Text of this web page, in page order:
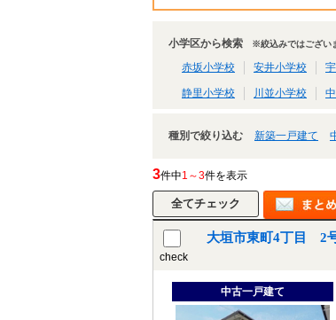
小学区から検索 ※絞込みではござい
赤坂小学校 安井小学校
静里小学校 川並小学校
種別で絞り込む 新築一戸建て
3件中1～3件を表示
check
大垣市東町4丁目 2
中古一戸建て